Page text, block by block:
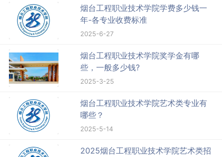
烟台工程职业技术学院学费多少钱一
年-各专业收费标准
2025-6-27
烟台工程职业技术学院奖学金有哪
些，一般多少钱?
2025-3-25
烟台工程职业技术学院艺术类专业有
哪些？
2025-5-14
2025烟台工程职业技术学院艺术类招